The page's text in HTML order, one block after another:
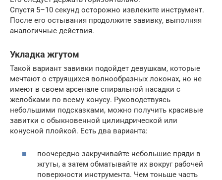
Спустя 5–10 секунд осторожно извлеките инструмент.
После его остывания продолжите завивку, выполняя
аналогичные действия.
Укладка жгутом
Такой вариант завивки подойдет девушкам, которые
мечтают о струящихся волнообразных локонах, но не
имеют в своем арсенале спиральной насадки с
желобками по всему конусу. Руководствуясь
небольшими подсказками, можно получить красивые
завитки с обыкновенной цилиндрической или
конусной плойкой. Есть два варианта:
поочередно закручивайте небольшие пряди в
жгуты, а затем обматывайте их вокруг рабочей
поверхности инструмента. Чем тоньше часть